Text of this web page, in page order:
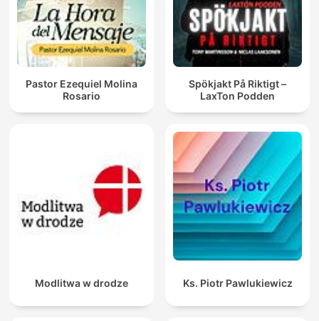
Pastor Ezequiel Molina
Rosario
Spökjakt På Riktigt –
LaxTon Podden
Modlitwa w drodze Ks. Piotr Pawlukiewicz